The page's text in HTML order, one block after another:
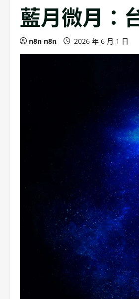
藍月微月：
n8n n8n 2026 年 6 月 1 日